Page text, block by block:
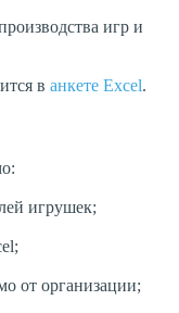
игр и
в анкете Excel.
игрушек;
от организации;